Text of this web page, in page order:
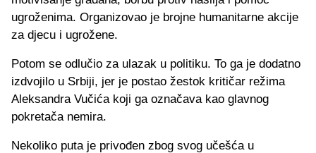
ugroženima. Organizovao je brojne humanitarne akcije
za djecu i ugrožene.
Potom se odlučio za ulazak u politiku. To ga je dodatno
izdvojilo u Srbiji, jer je postao žestok kritičar režima
Aleksandra Vučića koji ga označava kao glavnog
pokretača nemira.
Nekoliko puta je privođen zbog svog učešća u